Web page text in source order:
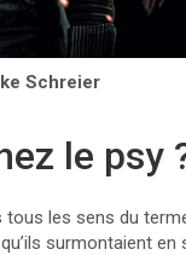
Schreier
le psy
les sens du
surmontaient en